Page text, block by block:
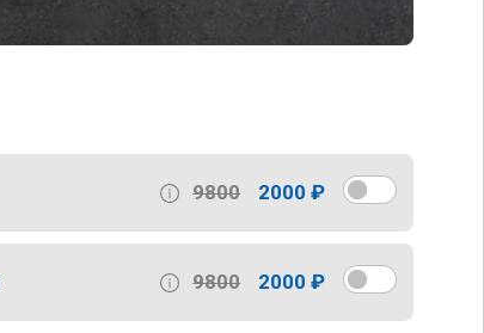
9800 2000 ₽
9800 2000 ₽